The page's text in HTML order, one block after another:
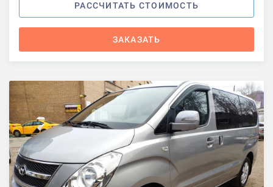
РАССЧИТАТЬ СТОИМОСТЬ
ЗАКАЗАТЬ